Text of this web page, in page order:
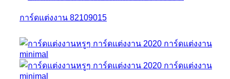
การ์ดแต่งงาน 82109015